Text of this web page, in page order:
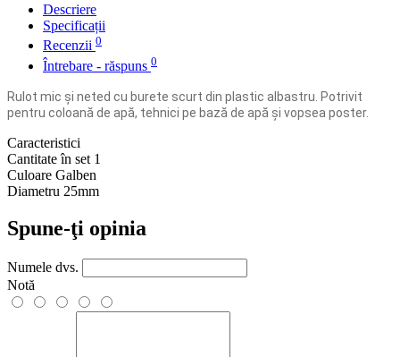
Descriere
Specificații
Recenzii 0
Întrebare - răspuns 0
Rulot mic și neted cu burete scurt din plastic albastru. Potrivit
pentru coloană de apă, tehnici pe bază de apă și vopsea poster.
Caracteristici
Cantitate în set 1
Culoare Galben
Diametru 25mm
Spune-ţi opinia
Numele dvs.
Notă